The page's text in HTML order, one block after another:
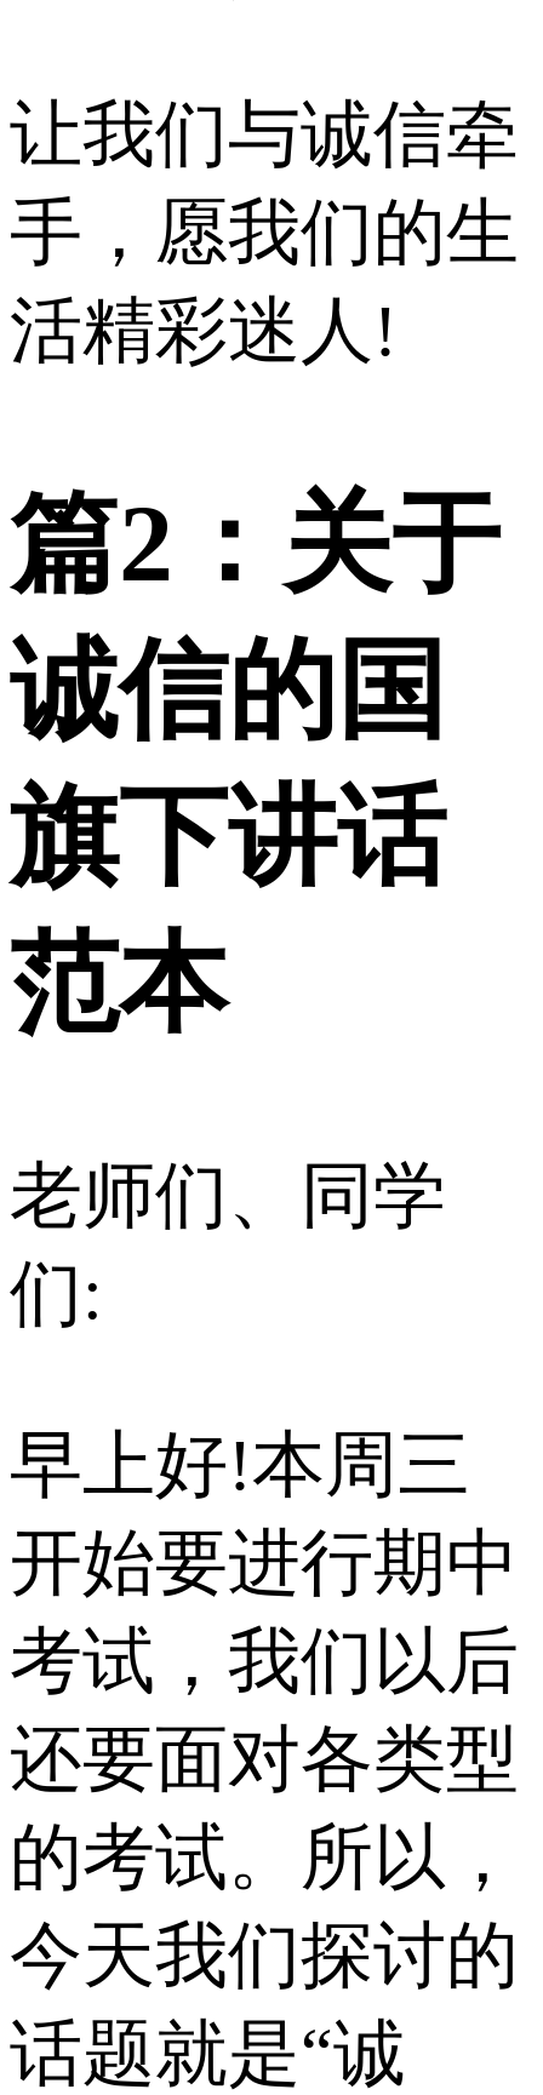
让我们与诚信牵
手，愿我们的生
活精彩迷人!
篇2：关于
诚信的国
旗下讲话
范本
老师们、同学
们:
早上好!本周三
开始要进行期中
考试，我们以后
还要面对各类型
的考试。所以，
今天我们探讨的
话题就是“诚